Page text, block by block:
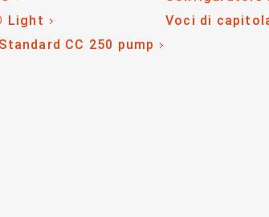
Light
CC 250 pump
Voci di